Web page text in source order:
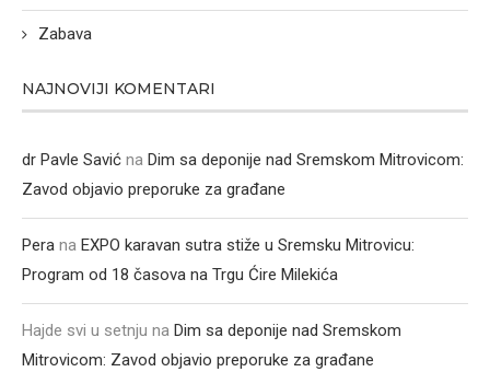
Zabava
NAJNOVIJI KOMENTARI
dr Pavle Savić na Dim sa deponije nad Sremskom Mitrovicom:
Zavod objavio preporuke za građane
Pera na EXPO karavan sutra stiže u Sremsku Mitrovicu:
Program od 18 časova na Trgu Ćire Milekića
Hajde svi u setnju na Dim sa deponije nad Sremskom
Mitrovicom: Zavod objavio preporuke za građane